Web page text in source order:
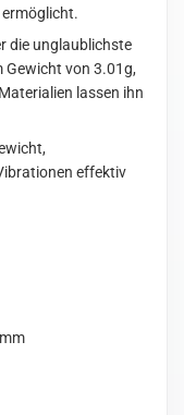
die unglaublichste
Gewicht von 3.01g,
lassen ihn
effektiv